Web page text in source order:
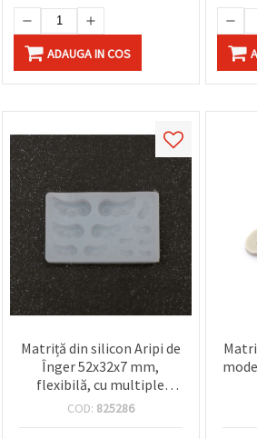
ADAUGA IN COS
Matriță din silicon Aripi de
Înger 52x32x7 mm,
flexibilă, cu multiple
cavități, design detaliat
COD: 825286